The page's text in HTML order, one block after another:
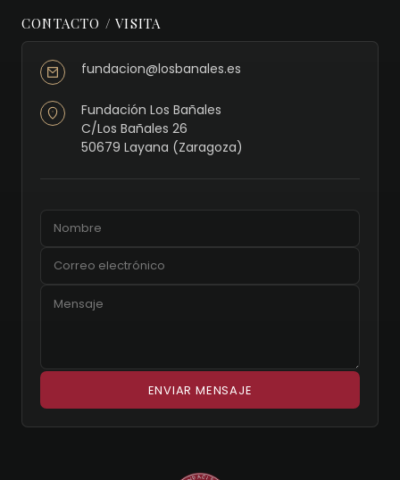
CONTACTO / VISITA
fundacion@losbanales.es
Fundación Los Bañales
C/Los Bañales 26
50679 Layana (Zaragoza)